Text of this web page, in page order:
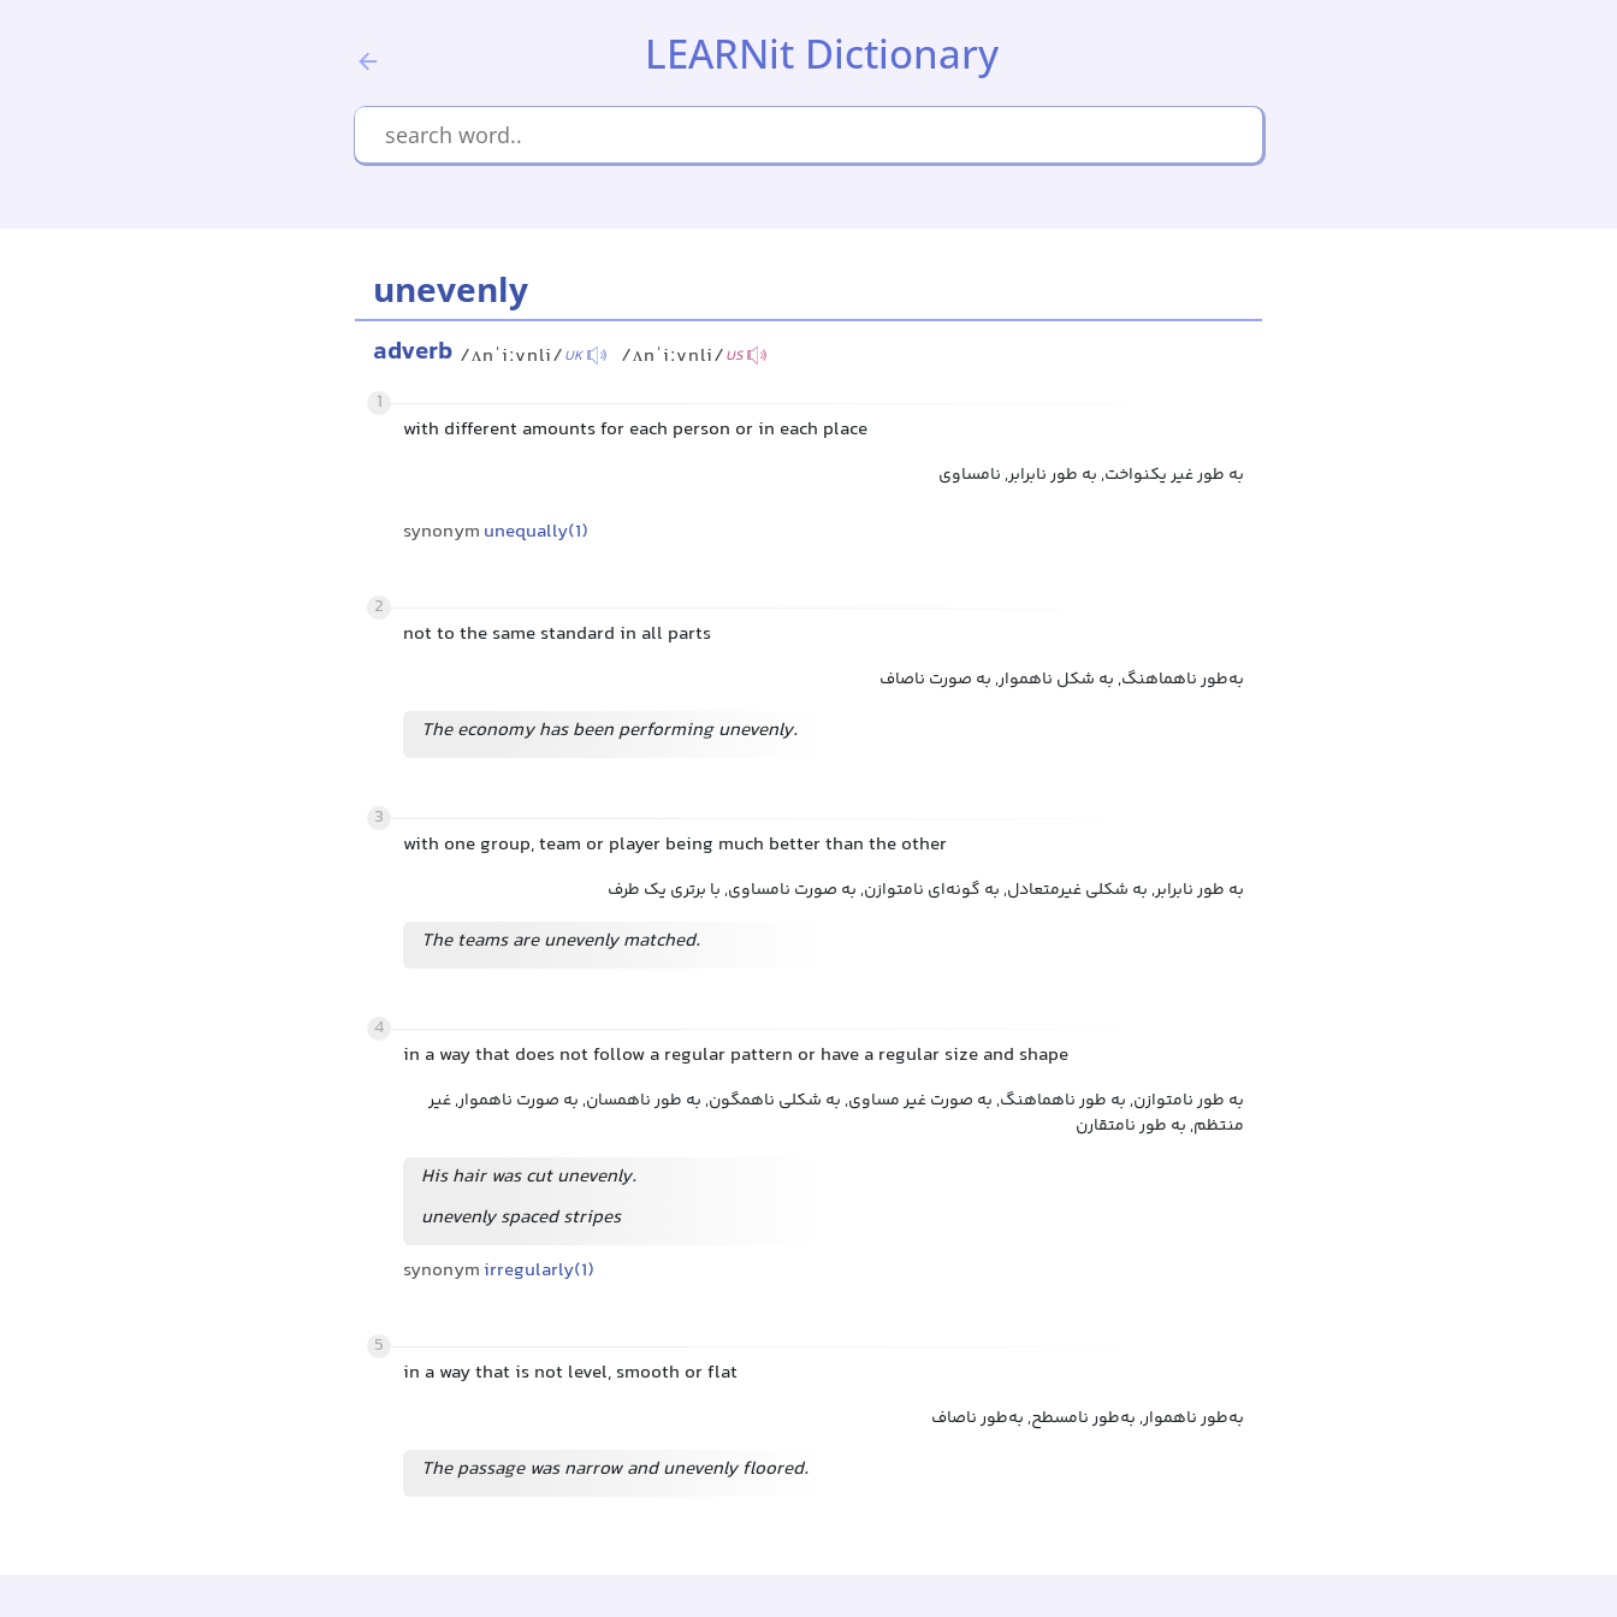
LEARNit Dictionary
unevenly
adverb /ʌnˈiːvnli/UK /ʌnˈiːvnli/US
1
with different amounts for each person or in each place
به طور غیر یکنواخت, به طور نابرابر, نامساوی
synonym unequally(1)
2
not to the same standard in all parts
به‌طور ناهماهنگ, به شکل ناهموار, به صورت ناصاف
The economy has been performing unevenly.
3
with one group, team or player being much better than the other
به طور نابرابر, به شکلی غیرمتعادل, به گونه‌ای نامتوازن, به صورت نامساوی, با برتری یک طرف
The teams are unevenly matched.
4
in a way that does not follow a regular pattern or have a regular size and shape
به طور نامتوازن, به طور ناهماهنگ, به صورت غیر مساوی, به شکلی ناهمگون, به طور ناهمسان, به صورت ناهموار, غیر
منتظم, به طور نامتقارن
His hair was cut unevenly.
unevenly spaced stripes
synonym irregularly(1)
5
in a way that is not level, smooth or flat
به‌طور ناهموار, به‌طور نامسطح, به‌طور ناصاف
The passage was narrow and unevenly floored.